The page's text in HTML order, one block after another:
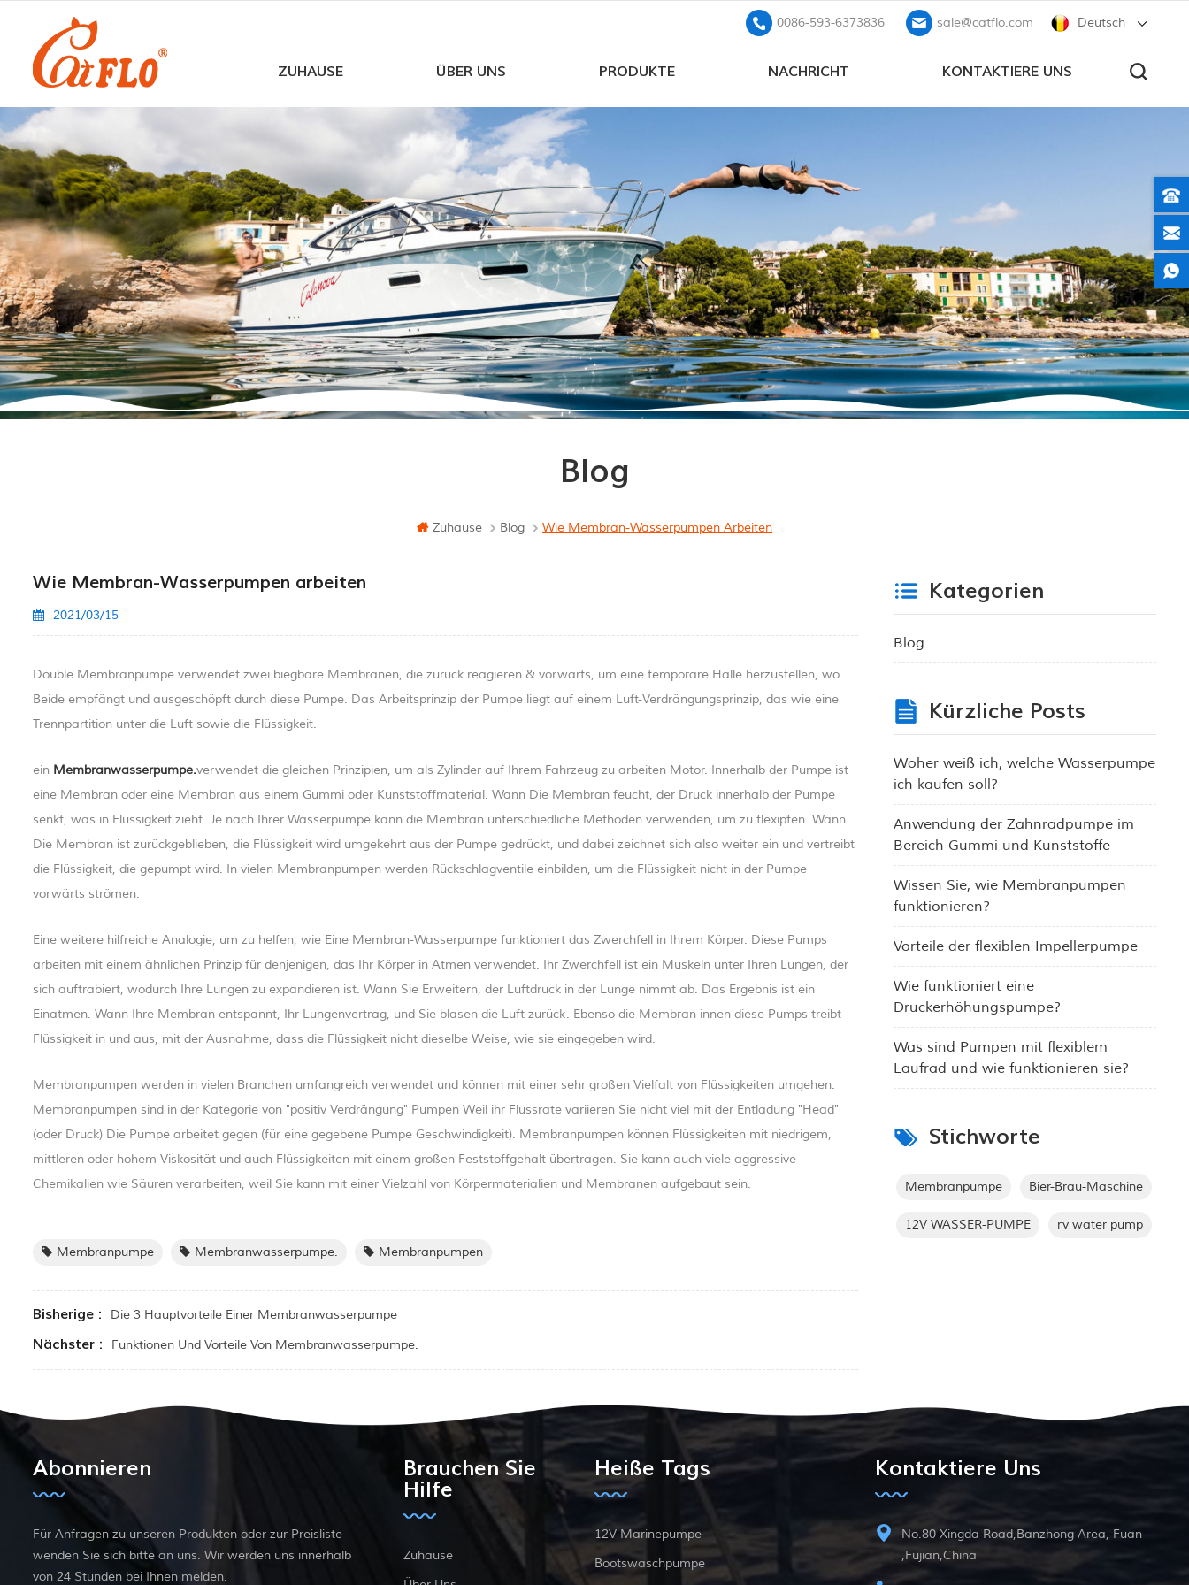
Deutsch
0086-593-6373836 sale@catflo.com
ZUHAUSE ÜBER UNS PRODUKTE NACHRICHT KONTAKTIERE UNS
Blog
Zuhause Blog Wie Membran-Wasserpumpen Arbeiten
Wie Membran-Wasserpumpen arbeiten
2021/03/15
Double Membranpumpe verwendet zwei biegbare Membranen, die zurück reagieren & vorwärts, um eine temporäre Halle herzustellen, wo
Beide empfängt und ausgeschöpft durch diese Pumpe. Das Arbeitsprinzip der Pumpe liegt auf einem Luft-Verdrängungsprinzip, das wie eine
Trennpartition unter die Luft sowie die Flüssigkeit.
ein Membranwasserpumpe.verwendet die gleichen Prinzipien, um als Zylinder auf Ihrem Fahrzeug zu arbeiten Motor. Innerhalb der Pumpe ist
eine Membran oder eine Membran aus einem Gummi oder Kunststoffmaterial. Wann Die Membran feucht, der Druck innerhalb der Pumpe
senkt, was in Flüssigkeit zieht. Je nach Ihrer Wasserpumpe kann die Membran unterschiedliche Methoden verwenden, um zu flexipfen. Wann
Die Membran ist zurückgeblieben, die Flüssigkeit wird umgekehrt aus der Pumpe gedrückt, und dabei zeichnet sich also weiter ein und vertreibt
die Flüssigkeit, die gepumpt wird. In vielen Membranpumpen werden Rückschlagventile einbilden, um die Flüssigkeit nicht in der Pumpe
vorwärts strömen.
Eine weitere hilfreiche Analogie, um zu helfen, wie Eine Membran-Wasserpumpe funktioniert das Zwerchfell in Ihrem Körper. Diese Pumps
arbeiten mit einem ähnlichen Prinzip für denjenigen, das Ihr Körper in Atmen verwendet. Ihr Zwerchfell ist ein Muskeln unter Ihren Lungen, der
sich auftrabiert, wodurch Ihre Lungen zu expandieren ist. Wann Sie Erweitern, der Luftdruck in der Lunge nimmt ab. Das Ergebnis ist ein
Einatmen. Wann Ihre Membran entspannt, Ihr Lungenvertrag, und Sie blasen die Luft zurück. Ebenso die Membran innen diese Pumps treibt
Flüssigkeit in und aus, mit der Ausnahme, dass die Flüssigkeit nicht dieselbe Weise, wie sie eingegeben wird.
Membranpumpen werden in vielen Branchen umfangreich verwendet und können mit einer sehr großen Vielfalt von Flüssigkeiten umgehen.
Membranpumpen sind in der Kategorie von "positiv Verdrängung" Pumpen Weil ihr Flussrate variieren Sie nicht viel mit der Entladung "Head"
(oder Druck) Die Pumpe arbeitet gegen (für eine gegebene Pumpe Geschwindigkeit). Membranpumpen können Flüssigkeiten mit niedrigem,
mittleren oder hohem Viskosität und auch Flüssigkeiten mit einem großen Feststoffgehalt übertragen. Sie kann auch viele aggressive
Chemikalien wie Säuren verarbeiten, weil Sie kann mit einer Vielzahl von Körpermaterialien und Membranen aufgebaut sein.
Membranpumpe Membranwasserpumpe. Membranpumpen
Bisherige : Die 3 Hauptvorteile Einer Membranwasserpumpe
Nächster : Funktionen Und Vorteile Von Membranwasserpumpe.
Kategorien
Blog
Kürzliche Posts
Woher weiß ich, welche Wasserpumpe
ich kaufen soll?
Anwendung der Zahnradpumpe im
Bereich Gummi und Kunststoffe
Wissen Sie, wie Membranpumpen
funktionieren?
Vorteile der flexiblen Impellerpumpe
Wie funktioniert eine
Druckerhöhungspumpe?
Was sind Pumpen mit flexiblem
Laufrad und wie funktionieren sie?
Stichworte
Membranpumpe Bier-Brau-Maschine
12V WASSER-PUMPE rv water pump
Abonnieren
Für Anfragen zu unseren Produkten oder zur Preisliste
wenden Sie sich bitte an uns. Wir werden uns innerhalb
von 24 Stunden bei Ihnen melden.
Brauchen Sie
Hilfe
Zuhause
Heiße Tags
12V Marinepumpe
Bootswaschpumpe
Kontaktiere Uns
No.80 Xingda Road,Banzhong Area, Fuan
,Fujian,China